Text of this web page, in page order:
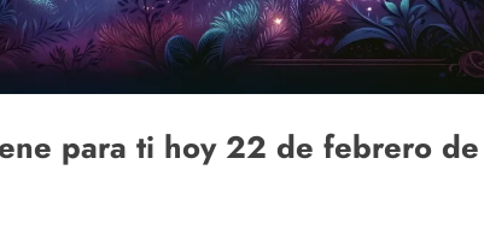
para ti hoy 22 de febrero de